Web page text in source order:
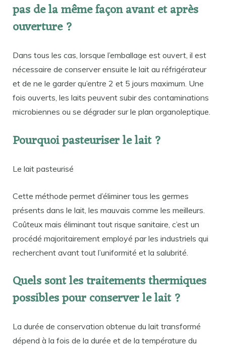
pas de la même façon avant et après
ouverture ?
Dans tous les cas, lorsque l’emballage est ouvert, il est
nécessaire de conserver ensuite le lait au réfrigérateur
et de ne le garder qu’entre 2 et 5 jours maximum. Une
fois ouverts, les laits peuvent subir des contaminations
microbiennes ou se dégrader sur le plan organoleptique.
Pourquoi pasteuriser le lait ?
Le lait pasteurisé
Cette méthode permet d’éliminer tous les germes
présents dans le lait, les mauvais comme les meilleurs.
Coûteux mais éliminant tout risque sanitaire, c’est un
procédé majoritairement employé par les industriels qui
recherchent avant tout l’uniformité et la salubrité.
Quels sont les traitements thermiques
possibles pour conserver le lait ?
La durée de conservation obtenue du lait transformé
dépend à la fois de la durée et de la température du